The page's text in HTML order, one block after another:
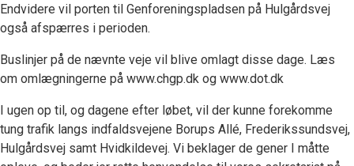
Endvidere vil porten til Genforeningspladsen på Hulgårdsvej
også afspærres i perioden.
Buslinjer på de nævnte veje vil blive omlagt disse dage. Læs
om omlægningerne på www.chgp.dk og www.dot.dk
I ugen op til, og dagene efter løbet, vil der kunne forekomme
tung trafik langs indfaldsvejene Borups Allé, Frederikssundsvej,
Hulgårdsvej samt Hvidkildevej. Vi beklager de gener I måtte